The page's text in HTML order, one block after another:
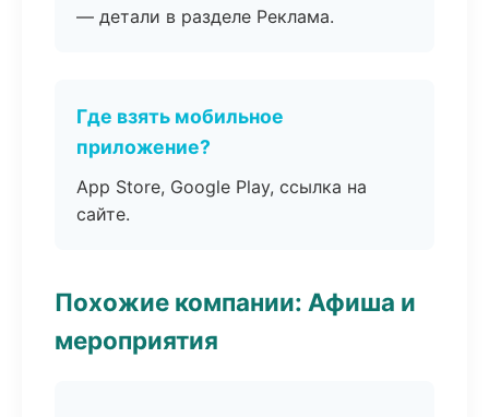
— детали в разделе Реклама.
Где взять мобильное
приложение?
App Store, Google Play, ссылка на
сайте.
Похожие компании: Афиша и
мероприятия